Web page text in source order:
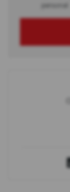
personal